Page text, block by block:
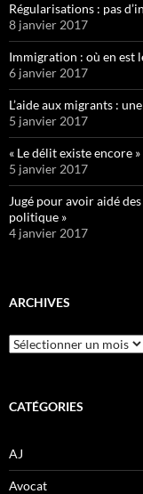
Régularisations : pas
8 janvier 2017
Immigration : où en est
6 janvier 2017
L’aide aux migrants :
5 janvier 2017
« Le délit existe encore »
5 janvier 2017
Jugé pour avoir aidé
politique »
4 janvier 2017
ARCHIVES
Archives
CATÉGORIES
AJ
Avocat